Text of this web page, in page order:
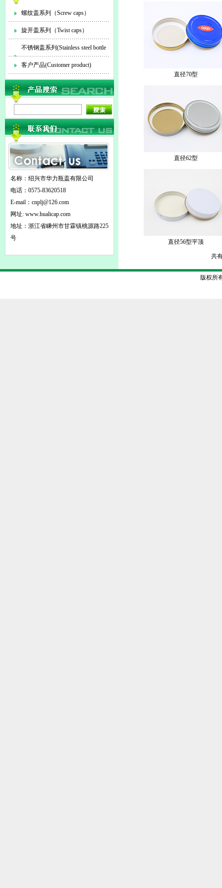
螺纹盖系列（Screw caps）
旋开盖系列（Twist caps）
不锈钢盖系列(Stainless steel bottle
cap)
客户产品(Customer product)
名称：绍兴市华力瓶盖有限公司
电话：0575-83620518
E-mail： cnplj@126.com
网址: www.hualicap.com
地址：浙江省嵊州市甘霖镇桃源路225
号
直径70型
直径62型
直径56型平顶
共
版权所